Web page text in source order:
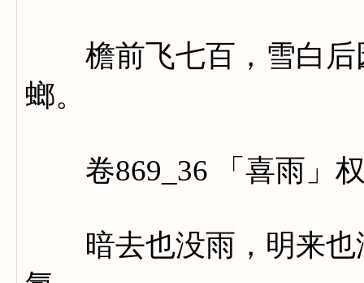
檐前飞七百，雪白后
螂。
卷869_36 「喜雨」
暗去也没雨，明来也